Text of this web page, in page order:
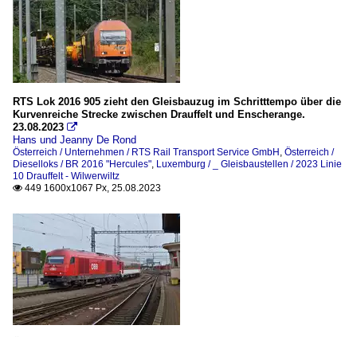
RTS Lok 2016 905 zieht den Gleisbauzug im Schritttempo über die
Kurvenreiche Strecke zwischen Drauffelt und Enscherange.
23.08.2023 
Hans und Jeanny De Rond
Österreich / Unternehmen / RTS Rail Transport Service GmbH , Österreich /
Dieselloks / BR 2016 "Hercules", Luxemburg / _ Gleisbaustellen / 2023 Linie
10 Drauffelt - Wilwerwiltz
 449 1600x1067 Px, 25.08.2023